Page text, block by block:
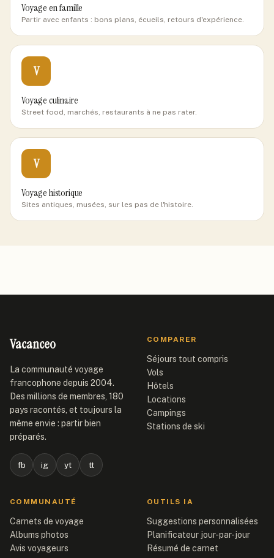
Voyage en famille
Partir avec enfants : bons plans, écueils, retours d'expérience.
V
Voyage culinaire
Street food, marchés, restaurants à ne pas rater.
V
Voyage historique
Sites antiques, musées, sur les pas de l'histoire.
Vacanceo
La communauté voyage
francophone depuis 2004.
Des millions de membres, 180
pays racontés, et toujours la
même envie : partir bien
préparés.
fb ig yt tt
COMPARER
Séjours tout compris
Vols
Hôtels
Locations
Campings
Stations de ski
COMMUNAUTÉ
Carnets de voyage
Albums photos
Avis voyageurs
OUTILS IA
Suggestions personnalisées
Planificateur jour-par-jour
Résumé de carnet